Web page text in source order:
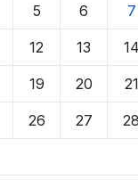
5 6 7
12 13 14
19 20 21
26 27 28